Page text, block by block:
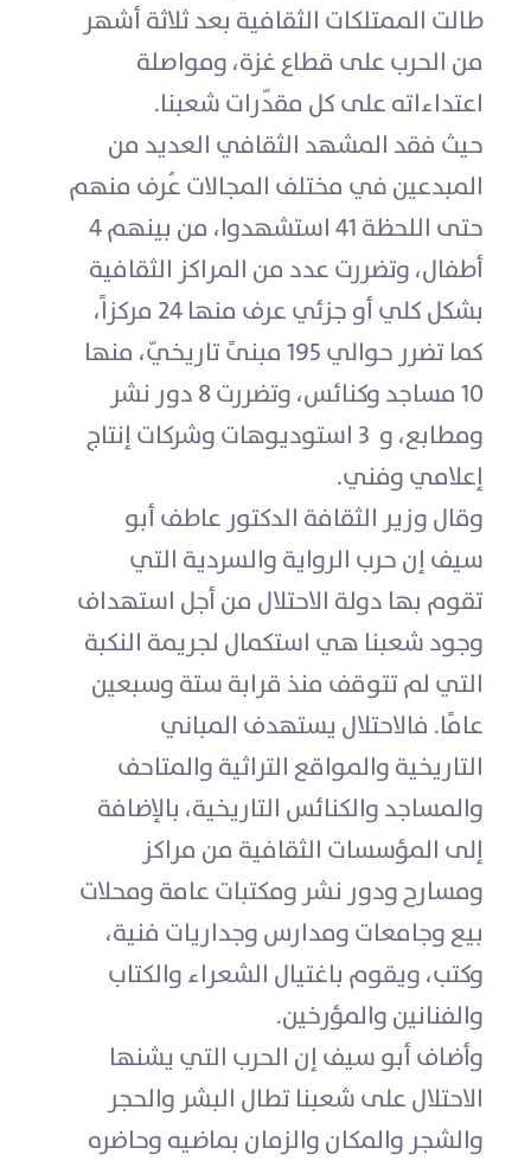
طالت الممتلكات الثقافية بعد ثلاثة أشهر
من الحرب على قطاع غزة، ومواصلة
اعتداءاته على كل مقدّرات شعبنا.
حيث فقد المشهد الثقافي العديد من
المبدعين في مختلف المجالات عُرف منهم
حتى اللحظة 41 استشهدوا، من بينهم 4
أطفال، وتضررت عدد من المراكز الثقافية
بشكل كلي أو جزئي عرف منها 24 مركزاً،
كما تضرر حوالي 195 مبنىً تاريخيّ، منها
10 مساجد وكنائس، وتضررت 8 دور نشر
ومطابع، و 3 استوديوهات وشركات إنتاج
إعلامي وفني.
وقال وزير الثقافة الدكتور عاطف أبو
سيف إن حرب الرواية والسردية التي
تقوم بها دولة الاحتلال من أجل استهداف
وجود شعبنا هي استكمال لجريمة النكبة
التي لم تتوقف منذ قرابة ستة وسبعين
عامًا. فالاحتلال يستهدف المباني
التاريخية والمواقع التراثية والمتاحف
والمساجد والكنائس التاريخية، بالإضافة
إلى المؤسسات الثقافية من مراكز
ومسارح ودور نشر ومكتبات عامة ومحلات
بيع وجامعات ومدارس وجداريات فنية،
وكتب، ويقوم باغتيال الشعراء والكتاب
والفنانين والمؤرخين.
وأضاف أبو سيف إن الحرب التي يشنها
الاحتلال على شعبنا تطال البشر والحجر
والشجر والمكان والزمان بماضيه وحاضره